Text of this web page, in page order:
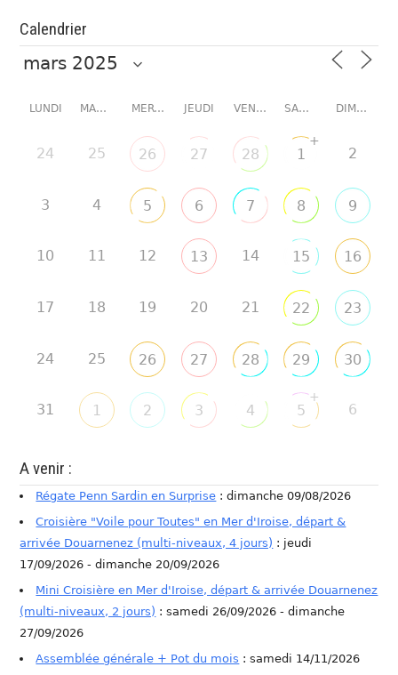
Calendrier
LUNDI MARDI MERCREDI JEUDI VENDREDI SAMEDI DIMANCHE
24 25 26 27 28 1
+
2
3 4 5 6 7 8 9
10 11 12 13 14 15 16
17 18 19 20 21 22 23
24 25 26 27 28 29 30
31 1 2 3 4 5
+
6
A venir :
Régate Penn Sardin en Surprise : dimanche 09/08/2026
Croisière "Voile pour Toutes" en Mer d'Iroise, départ &
arrivée Douarnenez (multi-niveaux, 4 jours) : jeudi
17/09/2026 - dimanche 20/09/2026
Mini Croisière en Mer d'Iroise, départ & arrivée Douarnenez
(multi-niveaux, 2 jours) : samedi 26/09/2026 - dimanche
27/09/2026
Assemblée générale + Pot du mois : samedi 14/11/2026